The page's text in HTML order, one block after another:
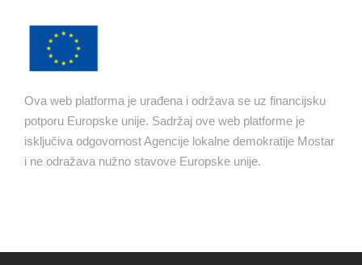
Ova web platforma je urađena i održava se uz financijsku
potporu Europske unije. Sadržaj ove web platforme je
isključiva odgovornost Agencije lokalne demokratije Mostar
i ne odražava nužno stavove Europske unije.